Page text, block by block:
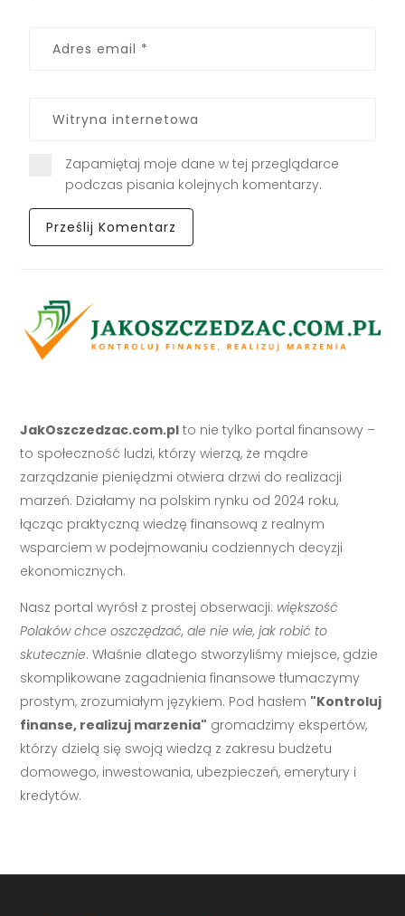
Zapamiętaj moje dane w tej przeglądarce
podczas pisania kolejnych komentarzy.
JakOszczedzac.com.pl to nie tylko portal finansowy –
to społeczność ludzi, którzy wierzą, że mądre
zarządzanie pieniędzmi otwiera drzwi do realizacji
marzeń. Działamy na polskim rynku od 2024 roku,
łącząc praktyczną wiedzę finansową z realnym
wsparciem w podejmowaniu codziennych decyzji
ekonomicznych.
Nasz portal wyrósł z prostej obserwacji: większość
Polaków chce oszczędzać, ale nie wie, jak robić to
skutecznie. Właśnie dlatego stworzyliśmy miejsce, gdzie
skomplikowane zagadnienia finansowe tłumaczymy
prostym, zrozumiałym językiem. Pod hasłem "Kontroluj
finanse, realizuj marzenia" gromadzimy ekspertów,
którzy dzielą się swoją wiedzą z zakresu budżetu
domowego, inwestowania, ubezpieczeń, emerytury i
kredytów.